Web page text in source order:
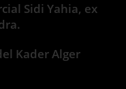
Sidi Yahia, ex
Kader Alger